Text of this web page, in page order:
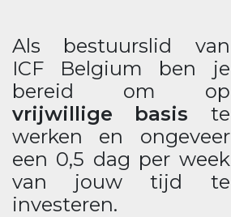
Als bestuurslid van
ICF Belgium ben je
bereid om op
vrijwillige basis te
werken en ongeveer
een 0,5 dag per week
van jouw tijd te
investeren.